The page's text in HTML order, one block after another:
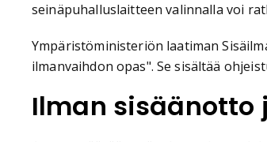
seinäpuhalluslaitteen valinnalla voi
Ympäristöministeriön laatiman
ilmanvaihdon opas". Se sisältää
Ilman sisäänotto